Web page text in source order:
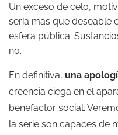
Un exceso de celo,
sería más que deseable
esfera pública.
no.
En definitiva, una
creencia ciega en el
benefactor social.
la serie son capaces de